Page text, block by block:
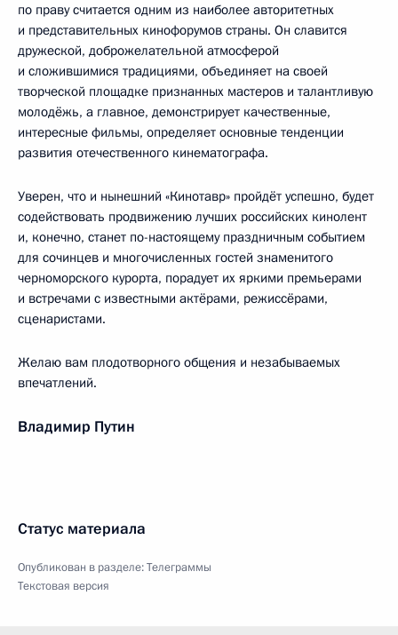
по праву считается одним из наиболее авторитетных
и представительных кинофорумов страны. Он славится
дружеской, доброжелательной атмосферой
и сложившимися традициями, объединяет на своей
творческой площадке признанных мастеров и талантливую
молодёжь, а главное, демонстрирует качественные,
интересные фильмы, определяет основные тенденции
развития отечественного кинематографа.
Уверен, что и нынешний «Кинотавр» пройдёт успешно, будет
содействовать продвижению лучших российских кинолент
и, конечно, станет по-настоящему праздничным событием
для сочинцев и многочисленных гостей знаменитого
черноморского курорта, порадует их яркими премьерами
и встречами с известными актёрами, режиссёрами,
сценаристами.
Желаю вам плодотворного общения и незабываемых
впечатлений.
Владимир Путин
Статус материала
Опубликован в разделе:Телеграммы
Текстовая версия